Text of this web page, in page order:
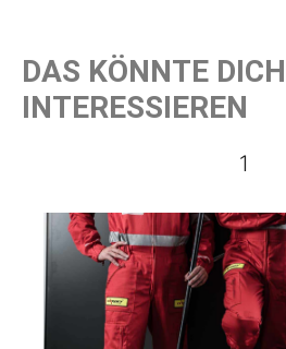
DAS KÖNNTE
INTERESSIEREN
1